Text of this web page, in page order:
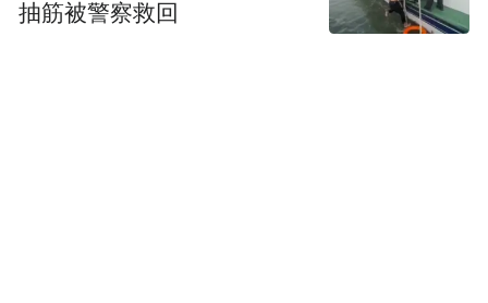
抽筋被警察救回